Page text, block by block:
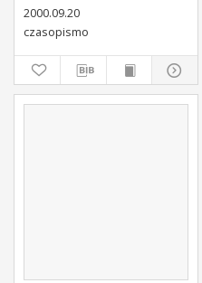
2000.09.20
czasopismo